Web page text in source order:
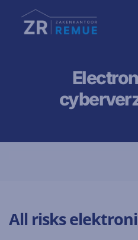
All risks